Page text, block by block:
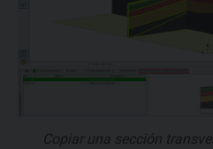
Copiar una sección